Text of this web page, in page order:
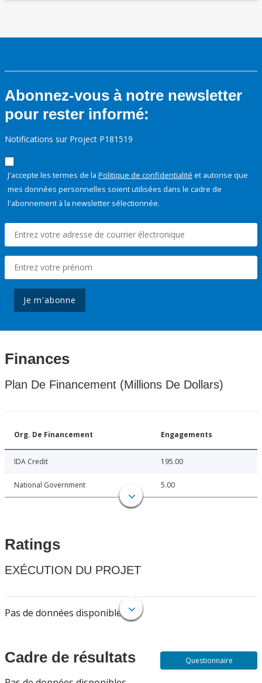
Abonnez-vous à notre newsletter
pour rester informé:
Notifications sur Project P181519
J'accepte les termes de la Politique de confidentialité et autorise que
mes données personnelles soient utilisées dans le cadre de
l'abonnement à la newsletter sélectionnée.
Je m'abonne
Finances
Plan De Financement (Millions De Dollars)
Org. De Financement Engagements
IDA Credit 195.00
National Government 5.00
Ratings
EXÉCUTION DU PROJET
Pas de données disponibles.
Cadre de résultats Questionnaire